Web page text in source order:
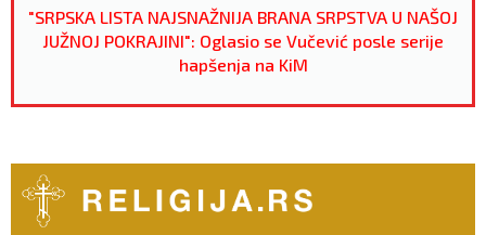
"SRPSKA LISTA NAJSNAŽNIJA BRANA SRPSTVA U NAŠOJ
JUŽNOJ POKRAJINI": Oglasio se Vučević posle serije
hapšenja na KiM